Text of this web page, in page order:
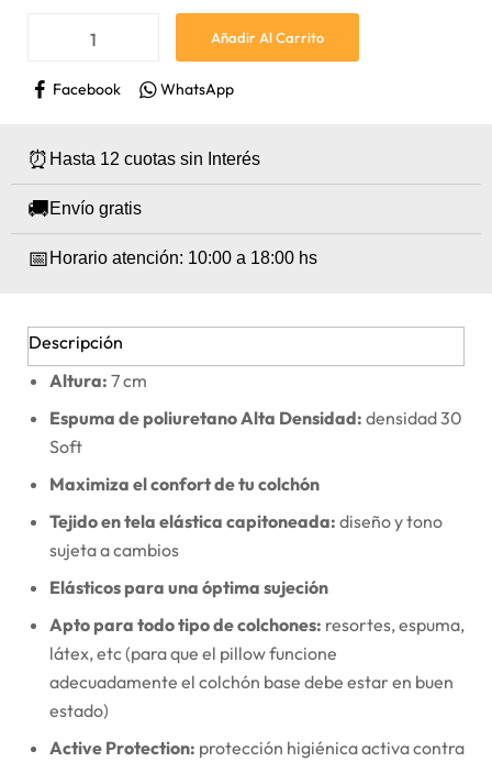
Añadir Al Carrito
Facebook WhatsApp
⏰ Hasta 12 cuotas sin Interés
🚚Envío gratis
📅 Horario atención: 10:00 a 18:00 hs
Descripción
Altura: 7 cm
Espuma de poliuretano Alta Densidad: densidad 30
Soft
Maximiza el confort de tu colchón
Tejido en tela elástica capitoneada: diseño y tono
sujeta a cambios
Elásticos para una óptima sujeción
Apto para todo tipo de colchones: resortes, espuma,
látex, etc (para que el pillow funcione
adecuadamente el colchón base debe estar en buen
estado)
Active Protection: protección higiénica activa contra